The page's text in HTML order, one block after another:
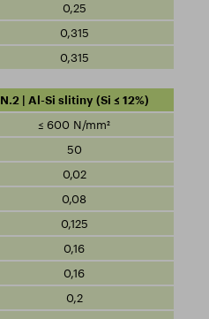
0,25
0,315
0,315
N.2 | Al-Si slitiny (Si ≤ 12%)
≤ 600 N/mm²
50
0,02
0,08
0,125
0,16
0,16
0,2